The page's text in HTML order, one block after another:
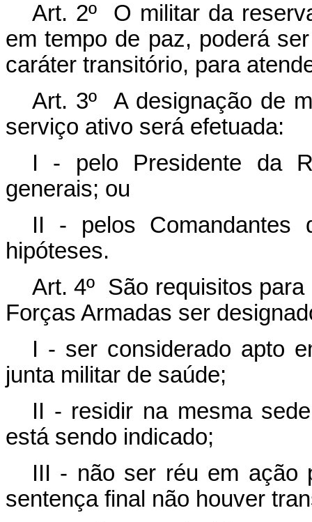
Art. 2º O militar da
em tempo de paz, poderá
caráter transitório, para
Art. 3º A designação de
serviço ativo será efetuada:
I - pelo Presidente da
generais; ou
II - pelos Comandantes
hipóteses.
Art. 4º São requisitos
Forças Armadas ser
I - ser considerado apto
junta militar de saúde;
II - residir na mesma
está sendo indicado;
III - não ser réu em ação
sentença final não houver